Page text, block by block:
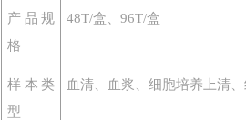
产品规
格
48T/盒、96T/盒
样本类
型
血清、血浆、细胞培养上清